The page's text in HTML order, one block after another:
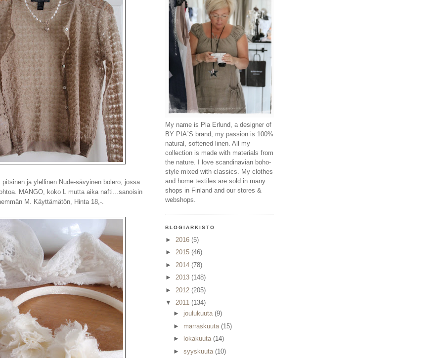
ja ylellinen Nude-sävyinen bolero, jossa
MANGO, koko L mutta aika nafti...sanoisin
M. Käyttämätön, Hinta 18,-.
My name is Pia Erlund, a designer of
BY PIA´S brand, my passion is 100%
natural, softened linen. All my
collection is made with materials from
the nature. I love scandinavian boho-
style mixed with classics. My clothes
and home textiles are sold in many
shops in Finland and our stores &
webshops.
BLOGIARKISTO
► 2016 (5)
► 2015 (46)
► 2014 (78)
► 2013 (148)
► 2012 (205)
▼ 2011 (134)
► joulukuuta (9)
► marraskuuta (15)
►
lokakuuta (14)
► syyskuuta (10)